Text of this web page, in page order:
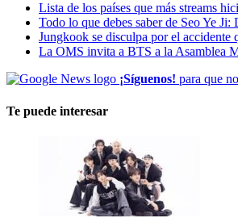
Lista de los países que más streams
Todo lo que debes saber de Seo Ye Ji:
Jungkook se disculpa por el accidente
La OMS invita a BTS a la Asamblea
¡Síguenos! para que
Te puede interesar